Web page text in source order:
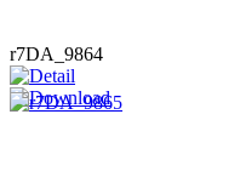
r7DA_9864